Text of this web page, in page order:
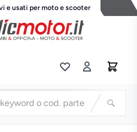
e usati per moto e scooter